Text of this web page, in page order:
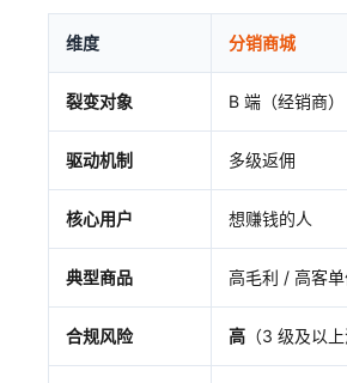
维度 分销商城
裂变对象 B 端（经销商）
驱动机制 多级返佣
核心用户 想赚钱的人
典型商品 高毛利 / 高客
合规风险 高 （3 级及以